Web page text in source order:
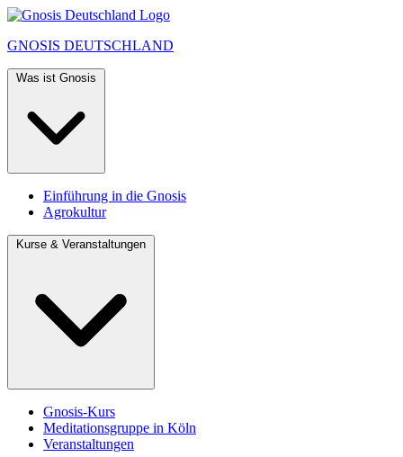
GNOSIS DEUTSCHLAND
Was ist Gnosis
Einführung in die Gnosis
Agrokultur
Kurse & Veranstaltungen
Gnosis-Kurs
Meditationsgruppe in Köln
Veranstaltungen